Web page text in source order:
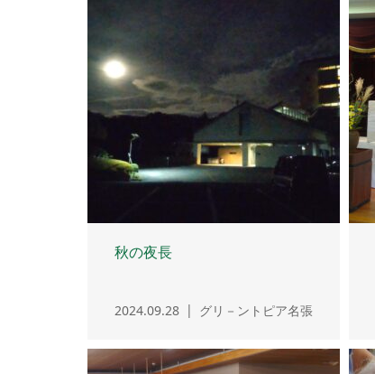
秋の夜長
2024.09.28 グリ－ントピア名張